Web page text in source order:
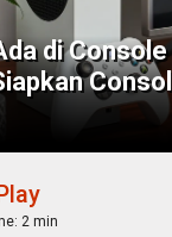
di Console
2 min